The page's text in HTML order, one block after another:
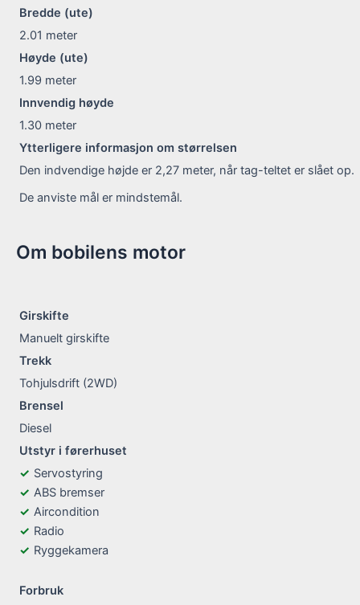
Bredde (ute)
2.01 meter
Høyde (ute)
1.99 meter
Innvendig høyde
1.30 meter
Ytterligere informasjon om størrelsen
Den indvendige højde er 2,27 meter, når tag-teltet er slået op.
De anviste mål er mindstemål.
Om bobilens motor
Girskifte
Manuelt girskifte
Trekk
Tohjulsdrift (2WD)
Brensel
Diesel
Utstyr i førerhuset
Servostyring
ABS bremser
Aircondition
Radio
Ryggekamera
Forbruk